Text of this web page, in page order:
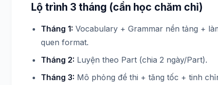
Lộ trình 3 tháng (cần học chăm chỉ)
Tháng 1: Vocabulary + Grammar nền tảng +
quen format.
Tháng 2: Luyện theo Part (chia 2 ngày/Part).
Tháng 3: Mô phỏng đề thi + tăng tốc + tinh